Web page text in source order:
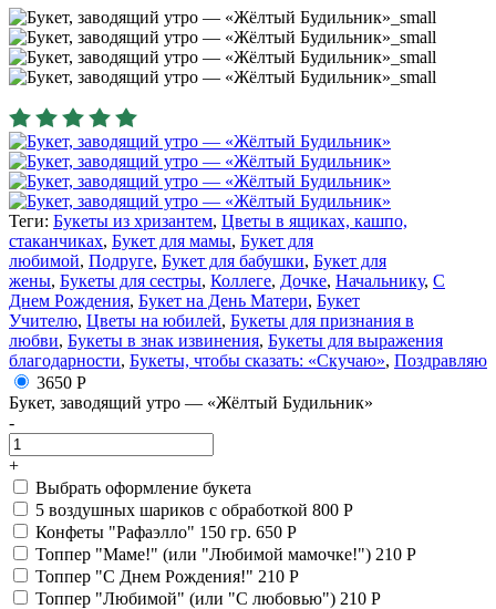
Теги: Букеты из хризантем, Цветы в ящиках, кашпо,
стаканчиках, Букет для мамы, Букет для
любимой, Подруге, Букет для бабушки, Букет для
жены, Букеты для сестры, Коллеге, Дочке, Начальнику, С
Днем Рождения, Букет на День Матери, Букет
Учителю, Цветы на юбилей, Букеты для признания в
любви, Букеты в знак извинения, Букеты для выражения
благодарности, Букеты, чтобы сказать: «Скучаю», Поздравляю
3650 Р
Букет, заводящий утро — «Жёлтый Будильник»
-
+
Выбрать оформление букета
5 воздушных шариков с обработкой 800 Р
Конфеты "Рафаэлло" 150 гр. 650 Р
Топпер "Маме!" (или "Любимой мамочке!") 210 Р
Топпер "С Днем Рождения!" 210 Р
Топпер "Любимой" (или "С любовью") 210 Р